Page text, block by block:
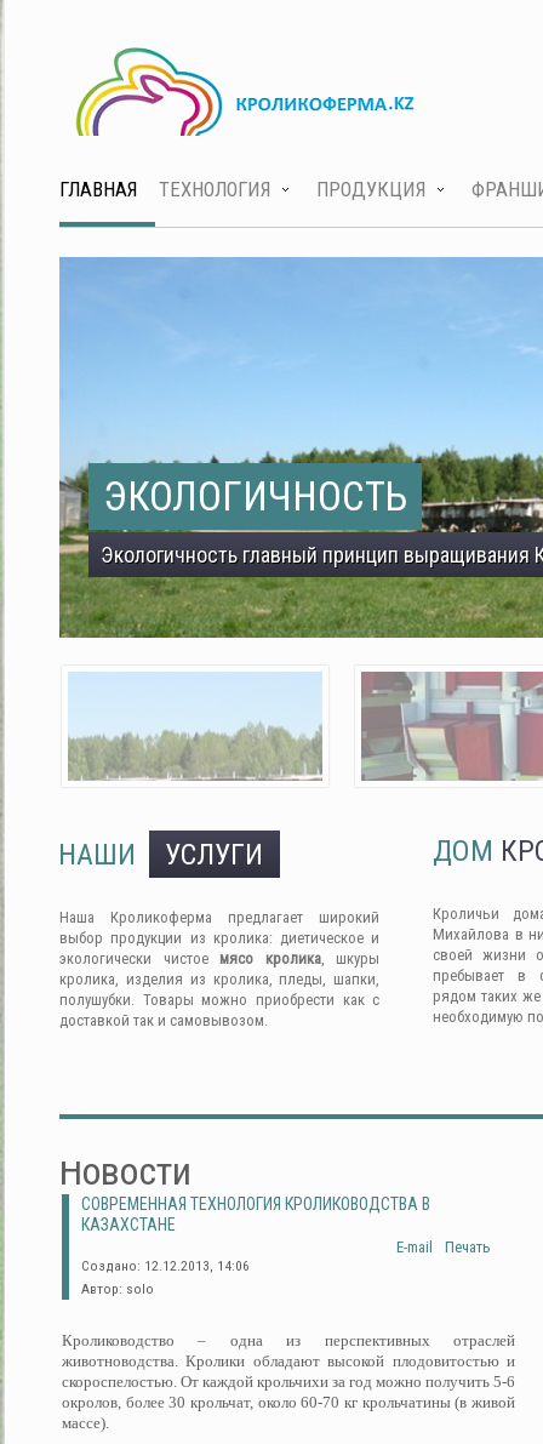
ГЛАВНАЯ ТЕХНОЛОГИЯ ПРОДУКЦИЯ
ЭКОЛОГИЧНОСТЬ
Экологичность главный принцип выращивания
НАШИ УСЛУГИ
Наша Кроликоферма предлагает широкий
выбор продукции из кролика: диетическое и
экологически чистое мясо кролика, шкуры
кролика, изделия из кролика, пледы, шапки,
полушубки. Товары можно приобрести как с
доставкой так и самовывозом.
ДОМ
Кроличьи
Михайлова в
своей жизни
пребывает в
рядом таких
необходимую
Новости
СОВРЕМЕННАЯ ТЕХНОЛОГИЯ КРОЛИКОВОДСТВА В
КАЗАХСТАНЕ
Печать
E-mail
Создано: 12.12.2013, 14:06
Автор: solo
Кролиководство – одна из перспективных отраслей
животноводства. Кролики обладают высокой плодовитостью и
скороспелостью. От каждой крольчихи за год можно получить 5-6
окролов, более 30 крольчат, около 60-70 кг крольчатины (в живой
массе).